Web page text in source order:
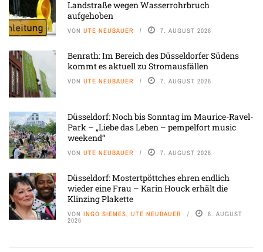
Landstraße wegen Wasserrohrbruch
aufgehoben
VON UTE NEUBAUER 7. AUGUST 2026
Benrath: Im Bereich des Düsseldorfer Südens
kommt es aktuell zu Stromausfällen
VON UTE NEUBAUER 7. AUGUST 2026
Düsseldorf: Noch bis Sonntag im Maurice-Ravel-
Park – „Liebe das Leben – pempelfort music
weekend“
VON UTE NEUBAUER 7. AUGUST 2026
Düsseldorf: Mostertpöttches ehren endlich
wieder eine Frau – Karin Houck erhält die
Klinzing Plakette
VON INGO SIEMES, UTE NEUBAUER 6. AUGUST
2026